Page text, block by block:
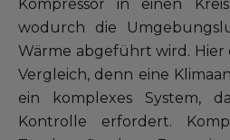
Kundenservice
Alle Werkstätten
Dem Netz beitreten
Kompressor in einen
wodurch die
Wärme abgeführt wird. Hier
Vergleich, denn eine
ein komplexes System,
Kontrolle erfordert.